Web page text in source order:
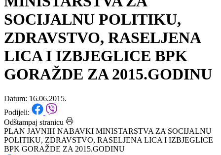
PLAN JAVNIH NABAVKI
MINISTARSTVA ZA
SOCIJALNU POLITIKU,
ZDRAVSTVO, RASELJENA
LICA I IZBJEGLICE BPK
GORAŽDE ZA 2015.GODINU
Datum: 16.06.2015.
Podijeli:
Odštampaj stranicu